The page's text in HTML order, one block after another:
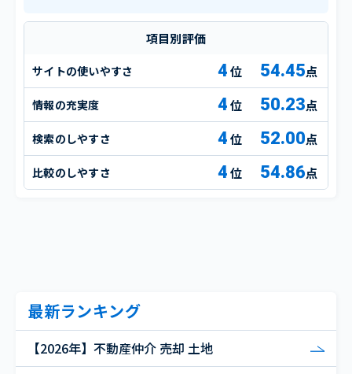
項目別評価
サイトの使いやすさ 4 54.45点
情報の充実度 4 50.23点
検索のしやすさ 4 52.00点
比較のしやすさ 4 54.86点
最新ランキング
【2026年】不動産仲介 売却 土地